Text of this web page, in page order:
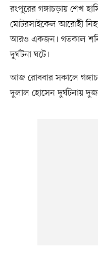
রংপুরের গঙ্গাচড়ায় শেখ
মোটরসাইকেল আরোহী
আরও একজন। গতকাল
দুর্ঘটনা ঘটে।
আজ রোববার সকালে
দুলাল হোসেন দুর্ঘটনায়